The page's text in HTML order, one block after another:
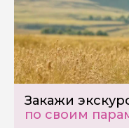
Закажи
по своим